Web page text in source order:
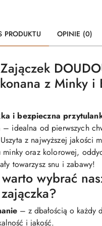
PRODUKTU OPINIE (0)
z Minky i
i bezpieczna
– idealna od pierwszych
z najwyższej jakości
minky oraz kolorowej,
towarzysz snu i zabawy!
wybrać
– z dbałością o każdy
i jakość.